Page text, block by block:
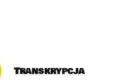
Transkrypcja